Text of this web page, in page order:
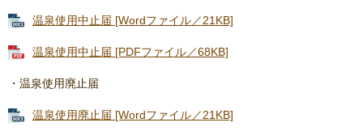
温泉使用中止届 [Wordファイル／21KB]
温泉使用中止届 [PDFファイル／68KB]
・温泉使用廃止届
温泉使用廃止届 [Wordファイル／21KB]